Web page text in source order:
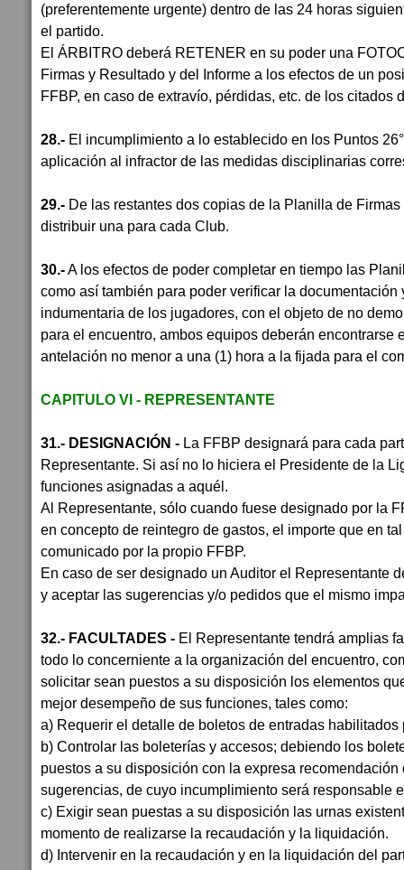
(preferentemente urgente) dentro de las 24 horas
el partido.
El ÁRBITRO deberá RETENER en su poder una
Firmas y Resultado y del Informe a los efectos de un
FFBP, en caso de extravío, pérdidas, etc. de los citados
28.- El incumplimiento a lo establecido en los Puntos
aplicación al infractor de las medidas disciplinarias
29.- De las restantes dos copias de la Planilla de
distribuir una para cada Club.
30.-A los efectos de poder completar en tiempo las
como así también para poder verificar la documentación
indumentaria de los jugadores, con el objeto de no
para el encuentro, ambos equipos deberán encontrarse
antelación no menor a una (1) hora a la fijada para el
CAPITULO VI - REPRESENTANTE
31.- DESIGNACIÓN - La FFBP designará para cada
Representante. Si así no lo hiciera el Presidente de la
funciones asignadas a aquél.
Al Representante, sólo cuando fuese designado por la
en concepto de reintegro de gastos, el importe que en
comunicado por la propio FFBP.
En caso de ser designado un Auditor el Representante
y aceptar las sugerencias y/o pedidos que el mismo
32.- FACULTADES - El Representante tendrá amplias
todo lo concerniente a la organización del encuentro,
solicitar sean puestos a su disposición los elementos
mejor desempeño de sus funciones, tales como:
a) Requerir el detalle de boletos de entradas habilitados
b) Controlar las boleterías y accesos; debiendo los
puestos a su disposición con la expresa recomendación
sugerencias, de cuyo incumplimiento será responsable
c) Exigir sean puestas a su disposición las urnas
momento de realizarse la recaudación y la liquidación.
d) Intervenir en la recaudación y en la liquidación del